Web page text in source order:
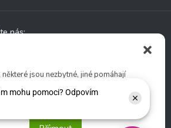
jsou nezbytné, jiné pomáhají
nás: